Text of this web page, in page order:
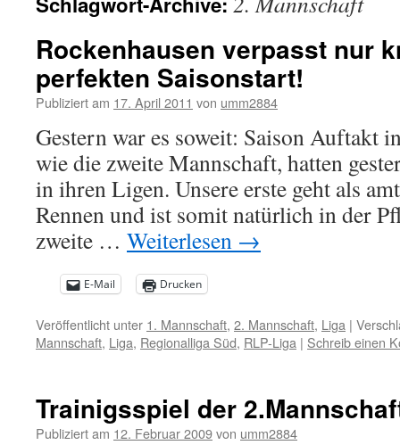
Rockenhausen verpasst nur
perfekten Saisonstart!
Publiziert am 17. April 2011 von umm2884
Gestern war es soweit: Saison Auftakt
wie die zweite Mannschaft, hatten
in ihren Ligen. Unsere erste geht als
Rennen und ist somit natürlich in der
zweite … Weiterlesen →
E-Mail Drucken
Veröffentlicht unter 1. Mannschaft, 2. Mannschaft, Liga |
Mannschaft, Liga, Regionalliga Süd, RLP-Liga | Schreib einen
Trainigsspiel der
Publiziert am 12. Februar 2009von umm2884